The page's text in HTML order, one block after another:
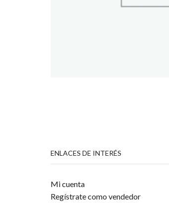
ENLACES DE INTERÉS
Mi cuenta
Regístrate como vendedor